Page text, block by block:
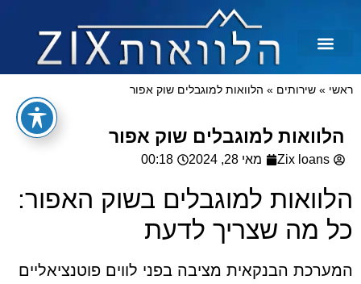
ראשי » שירותים » הלוואות למוגבלים שוק אפור
הלוואות למוגבלים שוק אפור
Zix loans מאי 28, 2024 00:18
הלוואות למוגבלים בשוק האפור:
כל מה שצריך לדעת
המערכת הבנקאית מציבה בפני לווים פוטנציאליים